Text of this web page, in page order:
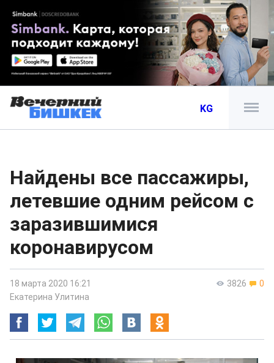
KG
Найдены все пассажиры,
летевшие одним рейсом с
заразившимися
коронавирусом
3826 0
18 марта 2020 16:21
Екатерина Улитина